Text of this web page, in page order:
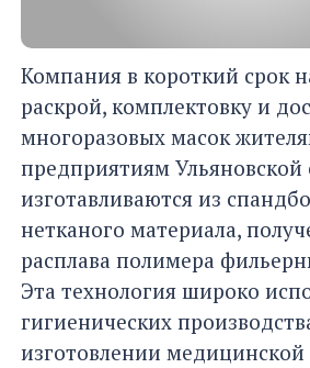
Компания в короткий срок
раскрой, комплектовку и
многоразовых масок
предприятиям Ульяновской
изготавливаются из
нетканого материала,
расплава полимера
Эта технология широко
гигиенических
изготовлении